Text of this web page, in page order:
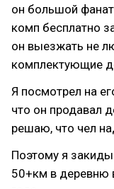
он большой
комп бесплатно
он выезжать не
комплектующие
Я посмотрел на
что он продавал
решаю, что чел
Поэтому я
50+км в деревню